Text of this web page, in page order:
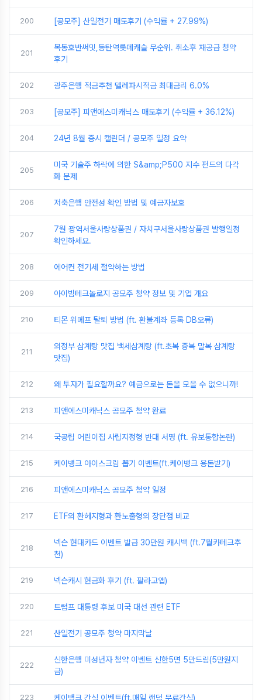
200 [공모주] 산일전기 매도후기 (수익률 + 27.99%)
201
목동호반써밋,동탄역롯데캐슬 무순위. 취소후 재공급 청약
후기
202 광주은행 적금추천 텔레파시적금 최대금리 6.0%
203 [공모주] 피앤에스미캐닉스 매도후기 (수익률 + 36.12%)
204 24년 8월 증시 캘린더 / 공모주 일정 요약
205
미국 기술주 하락에 의한 S&amp;P500 지수 펀드의 다각
화 문제
206 저축은행 안전성 확인 방법 및 예금자보호
207
7월 광역서울사랑상품권 / 자치구서울사랑상품권 발행일정
확인하세요.
208 에어컨 전기세 절약하는 방법
209 아이빔테크놀로지 공모주 청약 정보 및 기업 개요
210 티몬 위메프 탈퇴 방법 (ft. 환불계좌 등록 DB오류)
211
의정부 삼계탕 맛집 백세삼계탕 (ft.초복 중복 말복 삼계탕
맛집)
212 왜 투자가 필요할까요? 예금으로는 돈을 모을 수 없으니까!
213 피앤에스미캐닉스 공모주 청약 완료
214 국공립 어린이집 사립지정형 반대 서명 (ft. 유보통합논란)
215 케이뱅크 아이스크림 뽑기 이벤트(ft.케이뱅크 용돈받기)
216 피앤에스미캐닉스 공모주 청약 일정
217 ETF의 환헤지형과 환노출형의 장단점 비교
218
넥슨 현대카드 이벤트 발급 30만원 캐시백 (ft.7월카테크추
천)
219 넥슨캐시 현금화 후기 (ft. 팔라고앱)
220 트럼프 대통령 후보 미국 대선 관련 ETF
221 산일전기 공모주 청약 마지막날
222
신한은행 미성년자 청약 이벤트 신한5면 5만드림(5만원지
급)
223 케이뱅크 간식 이벤트(ft.매일 랜덤 무료간식)